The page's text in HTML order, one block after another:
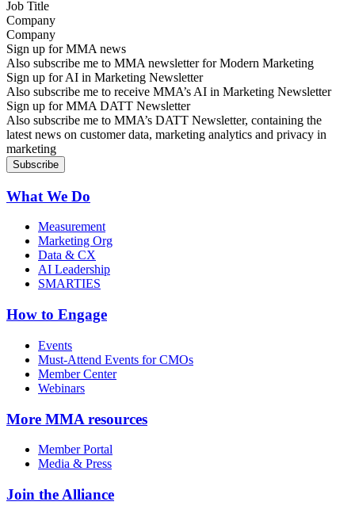
Company
Sign up for MMA news
Also subscribe me to MMA newsletter for Modern Marketing
Sign up for AI in Marketing Newsletter
Also subscribe me to receive MMA’s AI in Marketing Newsletter
Sign up for MMA DATT Newsletter
Also subscribe me to MMA’s DATT Newsletter, containing the
latest news on customer data, marketing analytics and privacy in
marketing
What We Do
Measurement
Marketing Org
Data & CX
AI Leadership
SMARTIES
How to Engage
Events
Must-Attend Events for CMOs
Member Center
Webinars
More MMA resources
Member Portal
Media & Press
Join the Alliance